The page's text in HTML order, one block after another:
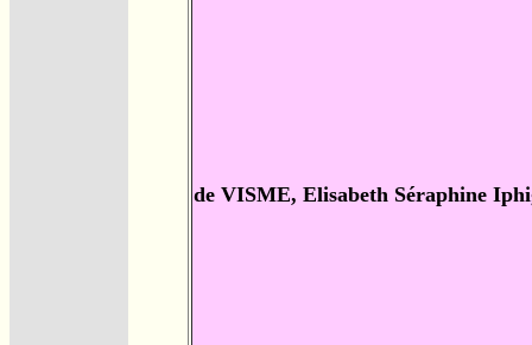
de VISME, Elisabeth Séraphine